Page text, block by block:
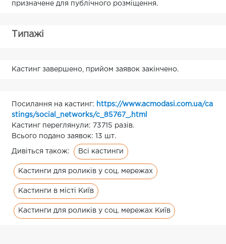
призначене для публічного розміщення.
Типажі
Кастинг завершено, прийом заявок закінчено.
Посилання на кастинг: https://www.acmodasi.com.ua/ca
stings/social_networks/c_85767_.html
Кастинг переглянули: 73715 разів.
Всього подано заявок: 13 шт.
Дивіться також: Всі кастинги
Кастинги для роликів у соц. мережах
Кастинги в місті Київ
Кастинги для роликів у соц. мережах Київ